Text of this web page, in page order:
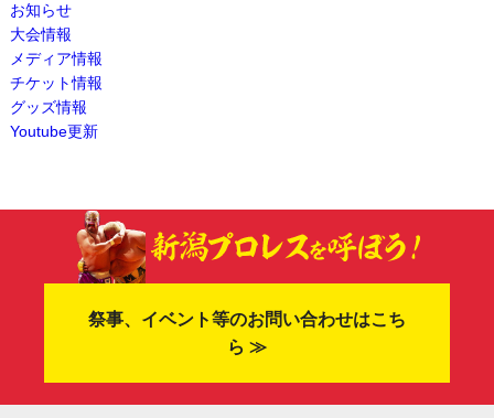
お知らせ
大会情報
メディア情報
チケット情報
グッズ情報
Youtube更新
祭事、イベント等のお問い合わせはこち
ら ≫